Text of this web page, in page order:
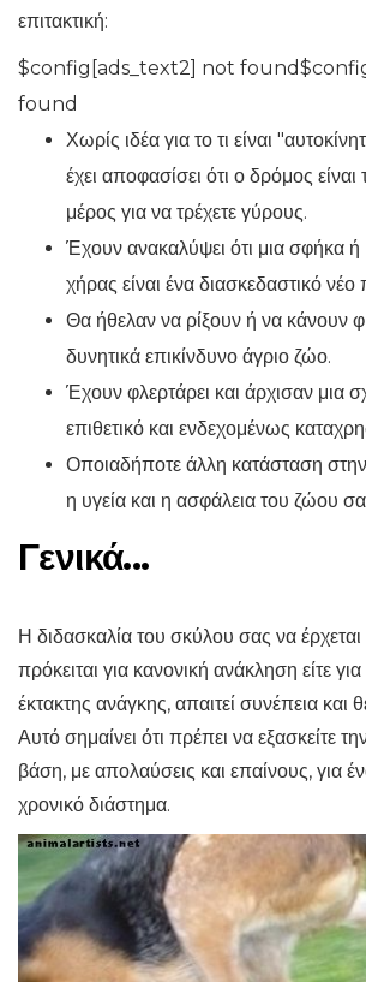
επιτακτική:
$config[ads_text2] not
found
Χωρίς ιδέα για το τι είναι
έχει αποφασίσει ότι ο δρόμος είναι
μέρος για να τρέχετε γύρους.
Έχουν ανακαλύψει ότι μια σφήκα
χήρας είναι ένα διασκεδαστικό νέο
Θα ήθελαν να ρίξουν ή να κάνουν
δυνητικά επικίνδυνο άγριο ζώο.
Έχουν φλερτάρει και άρχισαν μια
επιθετικό και ενδεχομένως
Οποιαδήποτε άλλη κατάσταση στην
η υγεία και η ασφάλεια του ζώου
Γενικά...
Η διδασκαλία του σκύλου σας να έρχεται
πρόκειται για κανονική ανάκληση είτε
έκτακτης ανάγκης, απαιτεί συνέπεια και
Αυτό σημαίνει ότι πρέπει να εξασκείτε
βάση, με απολαύσεις και επαίνους, για
χρονικό διάστημα.